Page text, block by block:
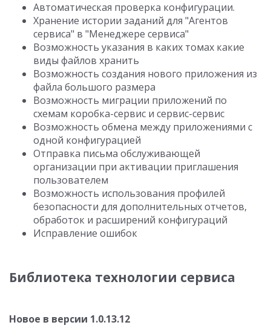
Автоматическая проверка конфигурации.
Хранение истории заданий для "Агентов
сервиса" в "Менеджере сервиса"
Возможность указания в каких томах какие
виды файлов хранить
Возможность создания нового приложения из
файла большого размера
Возможность миграции приложений по
схемам коробка-сервис и сервис-сервис
Возможность обмена между приложениями с
одной конфигурацией
Отправка письма обслуживающей
организации при активации приглашения
пользователем
Возможность использования профилей
безопасности для дополнительных отчетов,
обработок и расширений конфигураций
Исправление ошибок
Библиотека технологии сервиса
Новое в версии 1.0.13.12